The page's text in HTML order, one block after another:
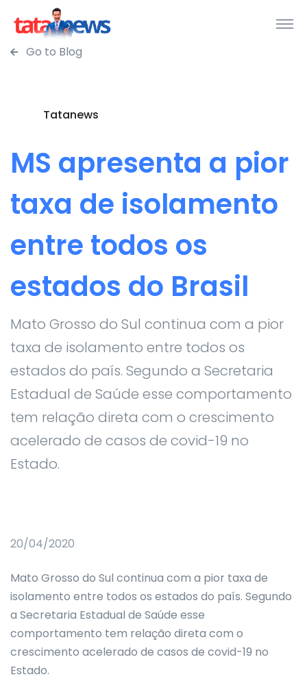
Go to Blog
Tatanews
MS apresenta a pior
taxa de isolamento
entre todos os
estados do Brasil
Mato Grosso do Sul continua com a pior
taxa de isolamento entre todos os
estados do país. Segundo a Secretaria
Estadual de Saúde esse comportamento
tem relação direta com o crescimento
acelerado de casos de covid-19 no
Estado.
20/04/2020
Mato Grosso do Sul continua com a pior taxa de
isolamento entre todos os estados do país. Segundo
a Secretaria Estadual de Saúde esse
comportamento tem relação direta com o
crescimento acelerado de casos de covid-19 no
Estado.